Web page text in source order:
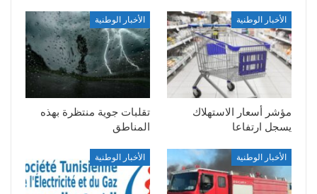
الأخبار الوطنية
مؤشر أسعار الاستهلاك
يسجل ارتفاعا
الأخبار الوطنية
تقلبات جوية منتظرة بهذه
المناطق
الأخبار الوطنية الأخبار الوطنية